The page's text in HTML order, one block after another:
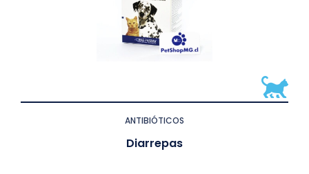
ANTIBIÓTICOS
Diarrepas